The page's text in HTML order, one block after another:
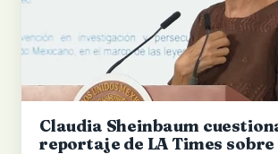
Claudia Sheinbaum
reportaje de LA Times sobre